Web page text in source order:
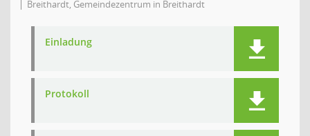
Breithardt, Gemeindezentrum in Breithardt
Einladung
Protokoll